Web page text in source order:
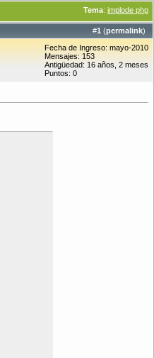
Tema: implode php
#1 (permalink)
Fecha de Ingreso: mayo-2010
Mensajes: 153
Antigüedad: 16 años, 2 meses
Puntos: 0